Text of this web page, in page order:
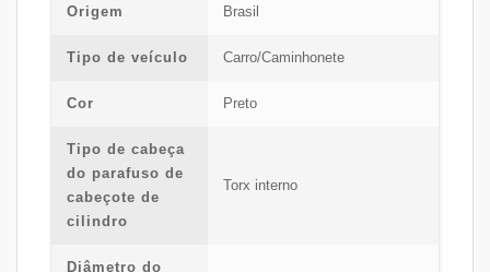
Origem Brasil
Tipo de veículo Carro/Caminhonete
Cor Preto
Tipo de cabeça
do parafuso de
cabeçote de
cilindro
Torx interno
Diâmetro do